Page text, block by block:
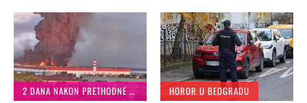
2 DANA NAKON PRETHODNE OPERACIJE
HOROR U BEOGRADU